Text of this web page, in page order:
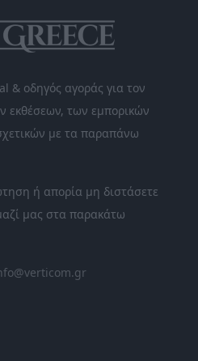
& οδηγός αγοράς για τον
εκθέσεων, των εμπορικών
με τα παραπάνω
ή απορία μη διστάσετε
μας στα παρακάτω